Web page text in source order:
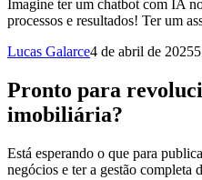
Imagine ter um chatbot com IA
processos e resultados! Ter um
Lucas Galarce4 de abril de 2025
Pronto para
imobiliária?
Está esperando o que para
negócios e ter a gestão completa